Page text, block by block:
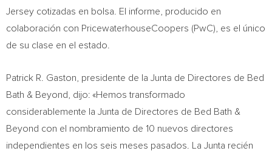
Jersey cotizadas en bolsa. El informe, producido en
colaboración con PricewaterhouseCoopers (PwC), es el único
de su clase en el estado.
Patrick R. Gaston , presidente de la Junta de Directores de Bed
Bath & Beyond, dijo: «Hemos transformado
considerablemente la Junta de Directores de Bed Bath &
Beyond con el nombramiento de 10 nuevos directores
independientes en los seis meses pasados. La Junta recién